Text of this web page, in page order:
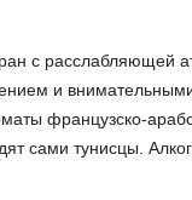
c расслабляющей
и
французско-
сами тунисцы.